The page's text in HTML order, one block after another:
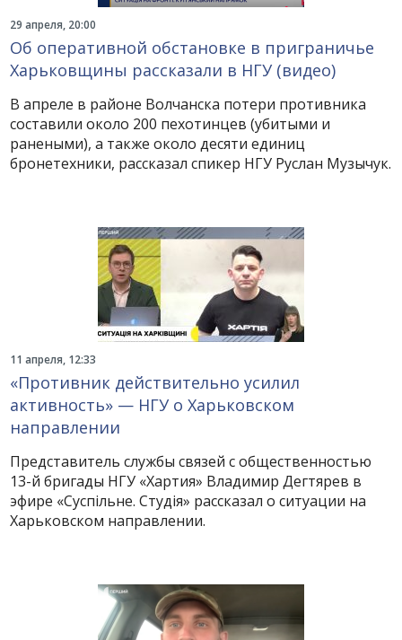
29 апреля, 20:00
Об оперативной обстановке в приграничье
Харьковщины рассказали в НГУ (видео)
В апреле в районе Волчанска потери противника
составили около 200 пехотинцев (убитыми и
ранеными), а также около десяти единиц
бронетехники, рассказал спикер НГУ Руслан Музычук.
11 апреля, 12:33
«Противник действительно усилил
активность» — НГУ о Харьковском
направлении
Представитель службы связей с общественностью
13-й бригады НГУ «Хартия» Владимир Дегтярев в
эфире «Суспільне. Студія» рассказал о ситуации на
Харьковском направлении.